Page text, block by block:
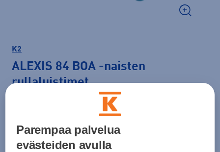
K2
ALEXIS 84 BOA -naisten
rullaluistimet
Väri Sininen
Parempaa palvelua
evästeiden avulla